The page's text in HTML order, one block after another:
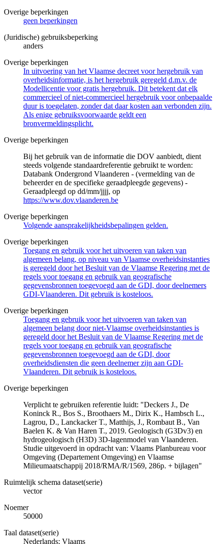
Overige beperkingen
geen beperkingen
(Juridische) gebruiksbeperking
anders
Overige beperkingen
In uitvoering van het Vlaamse decreet voor hergebruik van
overheidsinformatie, is het hergebruik geregeld d.m.v. de
Modellicentie voor gratis hergebruik. Dit betekent dat elk
commercieel of niet-commercieel hergebruik voor onbepaalde
duur is toegelaten, zonder dat daar kosten aan verbonden zijn.
Als enige gebruiksvoorwaarde geldt een
bronvermeldingsplicht.
Overige beperkingen
Bij het gebruik van de informatie die DOV aanbiedt, dient
steeds volgende standaardreferentie gebruikt te worden:
Databank Ondergrond Vlaanderen - (vermelding van de
beheerder en de specifieke geraadpleegde gegevens) -
Geraadpleegd op dd/mm/jjjj, op
https://www.dov.vlaanderen.be
Overige beperkingen
Volgende aansprakelijkheidsbepalingen gelden.
Overige beperkingen
Toegang en gebruik voor het uitvoeren van taken van
algemeen belang, op niveau van Vlaamse overheidsinstanties
is geregeld door het Besluit van de Vlaamse Regering met de
regels voor toegang en gebruik van geografische
gegevensbronnen toegevoegd aan de GDI, door deelnemers
GDI-Vlaanderen. Dit gebruik is kosteloos.
Overige beperkingen
Toegang en gebruik voor het uitvoeren van taken van
algemeen belang door niet-Vlaamse overheidsinstanties is
geregeld door het Besluit van de Vlaamse Regering met de
regels voor toegang en gebruik van geografische
gegevensbronnen toegevoegd aan de GDI, door
overheidsdiensten die geen deelnemer zijn aan GDI-
Vlaanderen. Dit gebruik is kosteloos.
Overige beperkingen
Verplicht te gebruiken referentie luidt: "Deckers J., De
Koninck R., Bos S., Broothaers M., Dirix K., Hambsch L.,
Lagrou, D., Lanckacker T., Matthijs, J., Rombaut B., Van
Baelen K. & Van Haren T., 2019. Geologisch (G3Dv3) en
hydrogeologisch (H3D) 3D-lagenmodel van Vlaanderen.
Studie uitgevoerd in opdracht van: Vlaams Planbureau voor
Omgeving (Departement Omgeving) en Vlaamse
Milieumaatschappij 2018/RMA/R/1569, 286p. + bijlagen"
Ruimtelijk schema dataset(serie)
vector
Noemer
50000
Taal dataset(serie)
Nederlands; Vlaams